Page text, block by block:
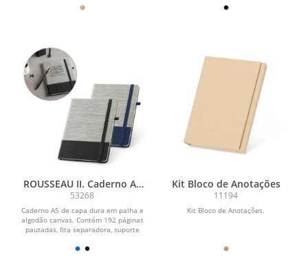
ROUSSEAU II. Caderno A5
de capa dura em palha e
algodão canvas, com
páginas pautadas
53268
Caderno A5 de capa dura em palha e
algodão canvas. Contém 192 páginas
pautadas, fita separadora, suporte
Kit Bloco de Anotações
11194
Kit Bloco de Anotações.